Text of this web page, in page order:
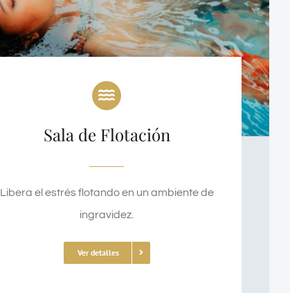
Sala de Flotación
Libera el estrés flotando en un ambiente de
ingravidez.
Ver detalles